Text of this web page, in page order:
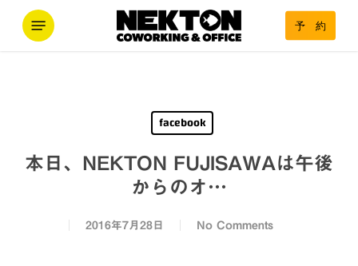
予 約
Menu
facebook
本日、NEKTON FUJISAWAは午後
からのオ…
2016年7月28日 No Comments